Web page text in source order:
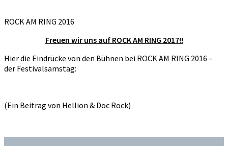
ROCK AM RING 2016
Freuen wir uns auf ROCK AM RING 2017!!
Hier die Eindrücke von den Bühnen bei ROCK AM RING 2016 –
der Festivalsamstag:
(Ein Beitrag von Hellion & Doc Rock)